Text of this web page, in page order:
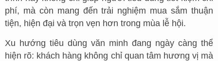
phí, mà còn mang đến trải nghiệm mua sắm thuận
tiện, hiện đại và trọn vẹn hơn trong mùa lễ hội.
Xu hướng tiêu dùng văn minh đang ngày càng thể
hiện rõ: khách hàng không chỉ quan tâm hương vị mà